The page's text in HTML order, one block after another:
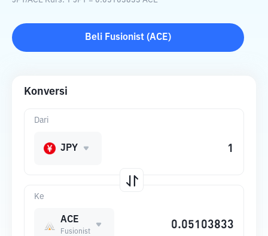
Beli Fusionist (ACE)
Konversi
Ke
ACE
Fusionist
Dari
JPY